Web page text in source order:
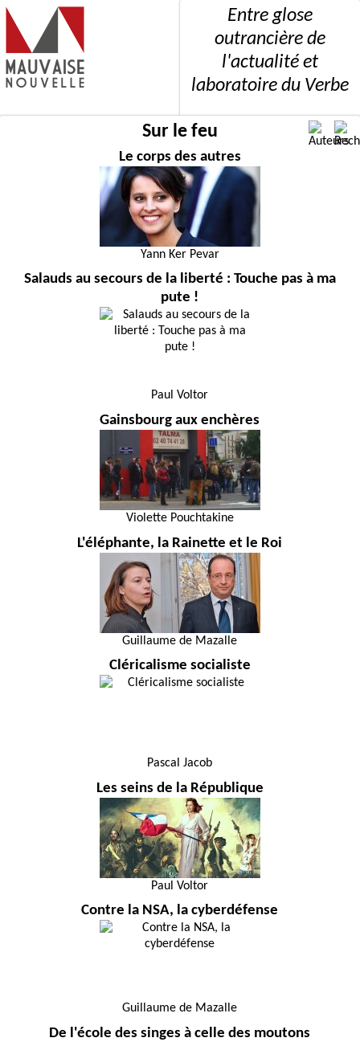
Entre glose
outrancière de
l'actualité et
laboratoire du Verbe
Sur le feu
Le corps des autres
Yann Ker Pevar
Salauds au secours de la liberté : Touche pas à ma
pute !
Paul Voltor
Gainsbourg aux enchères
Violette Pouchtakine
L'éléphante, la Rainette et le Roi
Guillaume de Mazalle
Cléricalisme socialiste
Pascal Jacob
Les seins de la République
Paul Voltor
Contre la NSA, la cyberdéfense
Guillaume de Mazalle
De l'école des singes à celle des moutons